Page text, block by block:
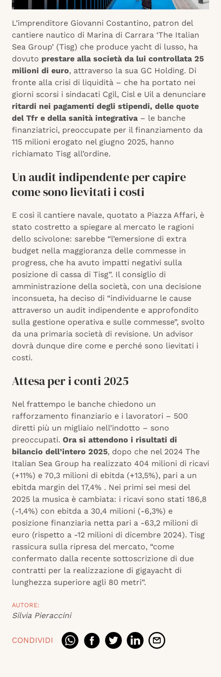
L’imprenditore Giovanni Costantino, patron del
cantiere nautico di Marina di Carrara ‘The Italian
Sea Group’ (Tisg) che produce yacht di lusso, ha
dovuto prestare alla società da lui controllata 25
milioni di euro, attraverso la sua GC Holding. Di
fronte alla crisi di liquidità – che ha portato nei
giorni scorsi i sindacati Cgil, Cisl e Uil a denunciare
ritardi nei pagamenti degli stipendi, delle quote
del Tfr e della sanità integrativa – le banche
finanziatrici, preoccupate per il finanziamento da
115 milioni erogato nel giugno 2025, hanno
richiamato Tisg all’ordine.
Un audit indipendente per capire
come sono lievitati i costi
E così il cantiere navale, quotato a Piazza Affari, è
stato costretto a spiegare al mercato le ragioni
dello scivolone: sarebbe “l’emersione di extra
budget nella maggioranza delle commesse in
progress, che ha avuto impatti negativi sulla
posizione di cassa di Tisg”. Il consiglio di
amministrazione della società, con una decisione
inconsueta, ha deciso di “individuarne le cause
attraverso un audit indipendente e approfondito
sulla gestione operativa e sulle commesse”, svolto
da una primaria società di revisione. Un advisor
dovrà dunque dire come e perché sono lievitati i
costi.
Attesa per i conti 2025
Nel frattempo le banche chiedono un
rafforzamento finanziario e i lavoratori – 500
diretti più un migliaio nell’indotto – sono
preoccupati. Ora si attendono i risultati di
bilancio dell’intero 2025, dopo che nel 2024 The
Italian Sea Group ha realizzato 404 milioni di ricavi
(+11%) e 70,3 milioni di ebitda (+13,5%), pari a un
ebitda margin del 17,4% . Nei primi sei mesi del
2025 la musica è cambiata: i ricavi sono stati 186,8
(-1,4%) con ebitda a 30,4 milioni (-6,3%) e
posizione finanziaria netta pari a -63,2 milioni di
euro (rispetto a -12 milioni di dicembre 2024). Tisg
rassicura sulla ripresa del mercato, “come
confermato dalla recente sottoscrizione di due
contratti per la realizzazione di gigayacht di
lunghezza superiore agli 80 metri”.
AUTORE:
Silvia Pieraccini
CONDIVIDI